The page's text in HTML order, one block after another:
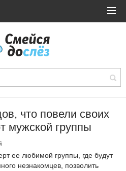
что повели своих
мужской группы
ее любимой группы, где будут
незнакомцев, позволить